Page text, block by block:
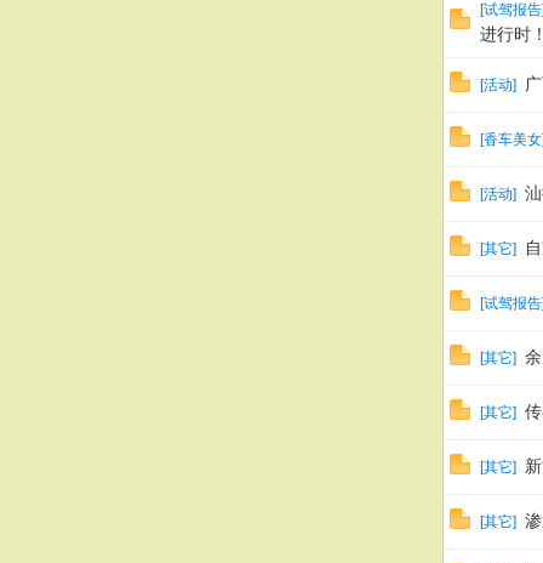
[试驾报告
进行时
[活动]
[香车美女
[活动]
[其它]
[试驾报告
[其它]
[其它]
[其它]
[其它]